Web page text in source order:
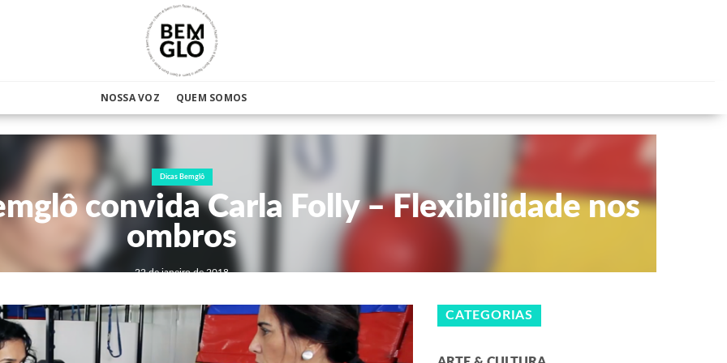
NOSSA VOZ QUEM SOMOS
Dicas Bemglô
convida Carla Folly – Flexibilidade nos
ombros
22 de janeiro de 2018
CATEGORIAS